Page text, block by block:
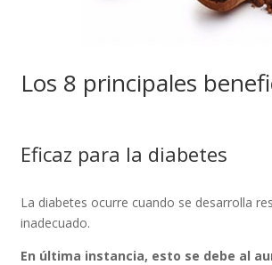
Los 8 principales
Eficaz para la diabetes
La diabetes ocurre cuando se desarrolla
inadecuado.
En última instancia, esto se debe al